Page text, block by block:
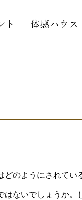
ト 体感ハウス
のようにされてい
ないでしょうか。